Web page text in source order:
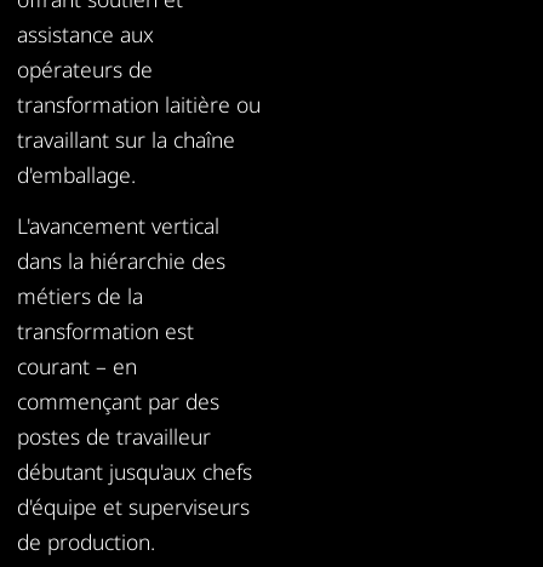
assistance aux
opérateurs de
transformation laitière ou
travaillant sur la chaîne
d'emballage.
L'avancement vertical
dans la hiérarchie des
métiers de la
transformation est
courant – en
commençant par des
postes de travailleur
débutant jusqu'aux chefs
d'équipe et superviseurs
de production.